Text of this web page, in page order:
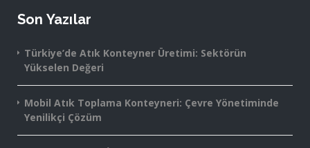
Son Yazılar
Türkiye’de Atık Konteyner Üretimi: Sektörün
Yükselen Değeri
Mobil Atık Toplama Konteyneri: Çevre Yönetiminde
Yenilikçi Çözüm